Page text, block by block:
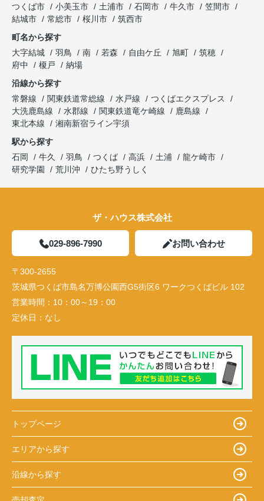
つくば市
小美玉市 土浦市 石岡市 牛久市
笠間市
結城市
常総市 桜川市
筑西市
町名から探す
大字結城
羽鳥 南 若森 自由ケ丘 旭町
筑穂
府中
榎戸
納場
沿線から探す
常磐線
関東鉄道常総線 水戸線
つくばエクスプレス
大洗鹿島線
水郡線 関東鉄道竜ケ崎線
鹿島線
東北本線
湘南新宿ライン宇須
駅から探す
石岡
牛久 羽鳥 つくば 高浜 土浦
龍ケ崎市
研究学園
荒川沖 ひたち野うしく
ザ・ハウス株式会社
029-896-7990 お問い合わせ
〒300-2655
茨城県つくば市島名万博公園西G5街区6 ワークつくばビル 102
営業時間： 10：00～19：00
定休日： なし
トップページ
エリアから探す
沿線から探す